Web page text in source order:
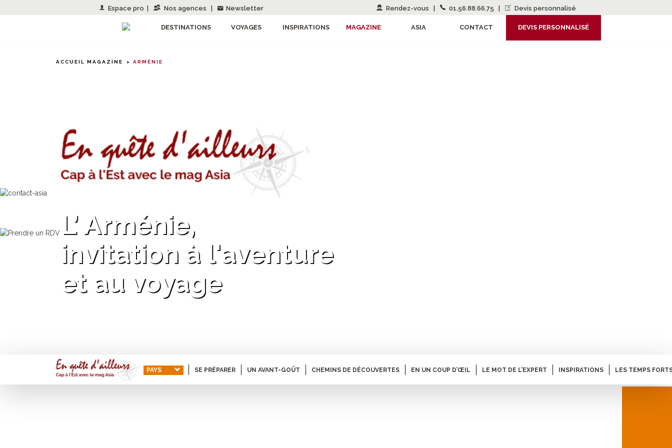
Espace pro Nos agences Newsletter Rendez-vous 01.56.88.66.75 Devis personnalisé
DESTINATIONS VOYAGES INSPIRATIONS MAGAZINE ASIA CONTACT DEVIS PERSONNALISÉ
ACCUEIL MAGAZINE ARMÉNIE
L’ Arménie,
invitation à l'aventure
et au voyage
PAYS SE PRÉPARER UN AVANT-GOÛT CHEMINS DE DÉCOUVERTES EN UN COUP D’ŒIL LE MOT DE L’EXPERT INSPIRATIONS LES TEMPS